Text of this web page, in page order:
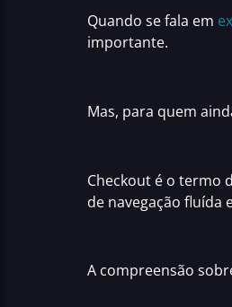
Quando se fala em
importante.
Mas, para quem
Checkout é o termo
de navegação fluída
A compreensão